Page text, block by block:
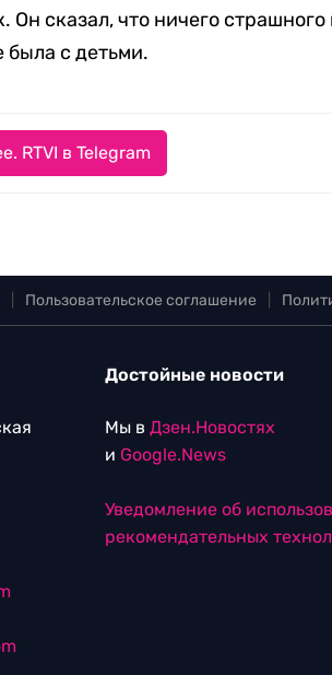
Он сказал, что ничего страшного
была с детьми.
RTVI в Telegram
Пользовательское соглашение
Достойные новости
Мы в Дзен.Новостях
и Google.News
Уведомление об
рекомендательных